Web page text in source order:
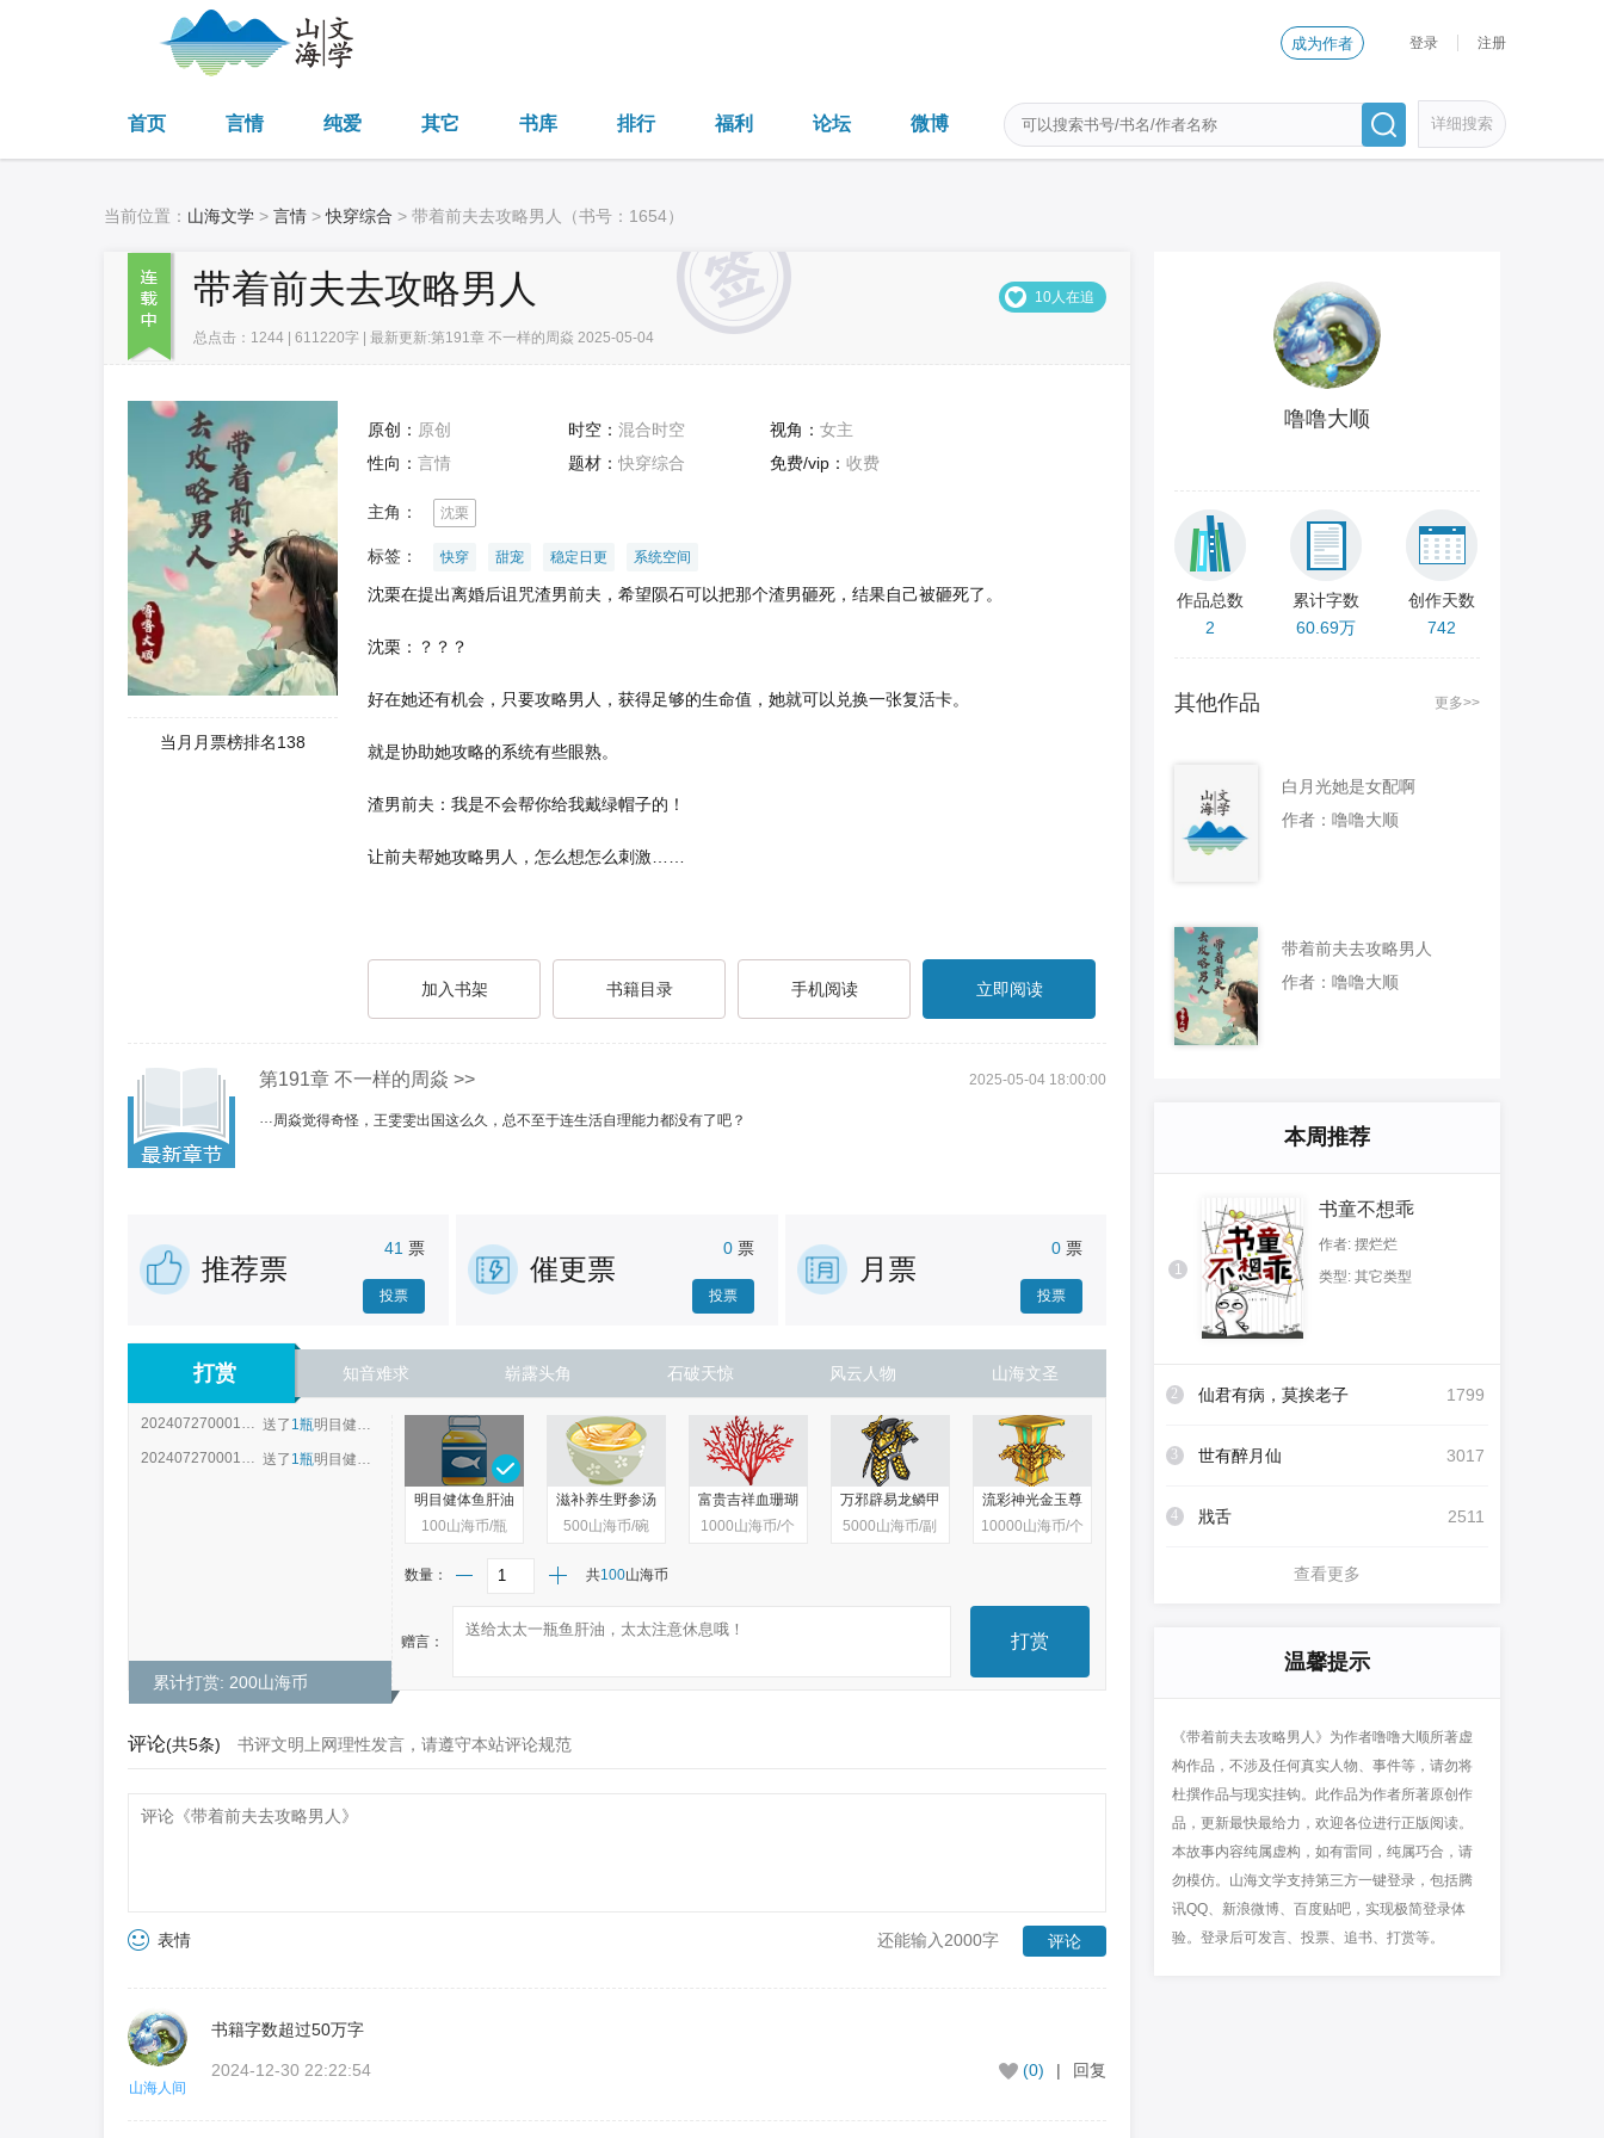
成为作者 登录 注册
首页 言情 纯爱 其它 书库 排行 福利 论坛 微博 详细搜索
当前位置： 山海文学 > 言情 >快穿综合 > 带着前夫去攻略男人（书号：1654）
带着前夫去攻略男人
总点击：1244 | 611220字 | 最新更新:第191章 不一样的周焱 2025-05-04
10人在追
当月月票榜排名138
原创： 原创 时空：混合时空 视角： 女主
性向： 言情 题材：快穿综合 免费/vip： 收费
主角： 沈栗
标签： 快穿 甜宠 稳定日更 系统空间
沈栗在提出离婚后诅咒渣男前夫，希望陨石可以把那个渣男砸死，结果自己被砸死了。
沈栗：？？？
好在她还有机会，只要攻略男人，获得足够的生命值，她就可以兑换一张复活卡。
就是协助她攻略的系统有些眼熟。
渣男前夫：我是不会帮你给我戴绿帽子的！
让前夫帮她攻略男人，怎么想怎么刺激……
加入书架 书籍目录 手机阅读 立即阅读
第191章 不一样的周焱 >> 2025-05-04 18:00:00
周焱觉得奇怪，王雯雯出国这么久，总不至于连生活自理能力都没有了吧？
推荐票
41 票
投票
催更票
0 票
投票
月票
0 票
投票
打赏 知音难求 崭露头角 石破天惊 风云人物 山海文圣
送了 1瓶明目健体鱼肝油
送了 1瓶明目健体鱼肝油
累计打赏: 200山海币
明目健体鱼肝油
100山海币/瓶
滋补养生野参汤
500山海币/碗
富贵吉祥血珊瑚
1000山海币/个
万邪辟易龙鳞甲
5000山海币/副
流彩神光金玉尊
10000山海币/个
数量： 共100山海币
赠言： 打赏
评论(共5条) 书评文明上网理性发言，请遵守本站评论规范
表情 还能输入2000字 评论
山海人间
书籍字数超过50万字
2024-12-30 22:22:54 (0) | 回复
噜噜大顺
作品总数
2
累计字数
60.69万
创作天数
742
其他作品 更多>>
白月光她是女配啊
作者：噜噜大顺
带着前夫去攻略男人
作者：噜噜大顺
本周推荐
1
书童不想乖
作者: 摆烂烂
类型: 其它类型
2 仙君有病，莫挨老子 1799
3 世有醉月仙 3017
4 戕舌 2511
查看更多
温馨提示
《带着前夫去攻略男人》为作者噜噜大顺所著虚
构作品，不涉及任何真实人物、事件等，请勿将
杜撰作品与现实挂钩。此作品为作者所著原创作
品，更新最快最给力，欢迎各位进行正版阅读。
本故事内容纯属虚构，如有雷同，纯属巧合，请
勿模仿。山海文学支持第三方一键登录，包括腾
讯QQ、新浪微博、百度贴吧，实现极简登录体
验。登录后可发言、投票、追书、打赏等。